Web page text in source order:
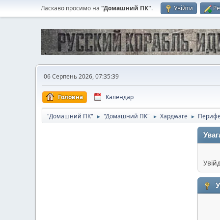
Ласкаво просимо на "Домашний ПК". Увійти
06 Серпень 2026, 07:35:39
Головна Календар
"Домашний ПК" ► "Домашний ПК" ► Хардware ►